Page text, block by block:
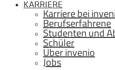
KARRIERE
Karriere bei
Berufserfahrene
Studenten und
Schüler
Über invenio
Jobs